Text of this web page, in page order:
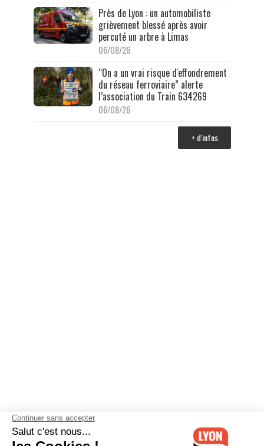
Près de Lyon : un automobiliste
grièvement blessé après avoir
percuté un arbre à Limas
06/08/26
“On a un vrai risque d'effondrement
du réseau ferroviaire” alerte
l’association du Train 634269
06/08/26
+ d'infos